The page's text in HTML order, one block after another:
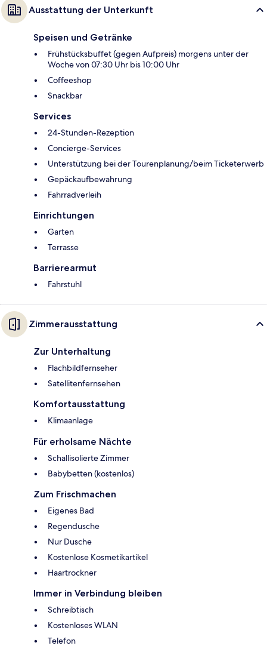
Ausstattung der Unterkunft
Speisen und Getränke
Frühstücksbuffet (gegen Aufpreis) morgens unter der
Woche von 07:30 Uhr bis 10:00 Uhr
Coffeeshop
Snackbar
Services
24-Stunden-Rezeption
Concierge-Services
Unterstützung bei der Tourenplanung/beim Ticketerwerb
Gepäckaufbewahrung
Fahrradverleih
Einrichtungen
Garten
Terrasse
Barrierearmut
Fahrstuhl
Zimmerausstattung
Zur Unterhaltung
Flachbildfernseher
Satellitenfernsehen
Komfortausstattung
Klimaanlage
Für erholsame Nächte
Schallisolierte Zimmer
Babybetten (kostenlos)
Zum Frischmachen
Eigenes Bad
Regendusche
Nur Dusche
Kostenlose Kosmetikartikel
Haartrockner
Immer in Verbindung bleiben
Schreibtisch
Kostenloses WLAN
Telefon